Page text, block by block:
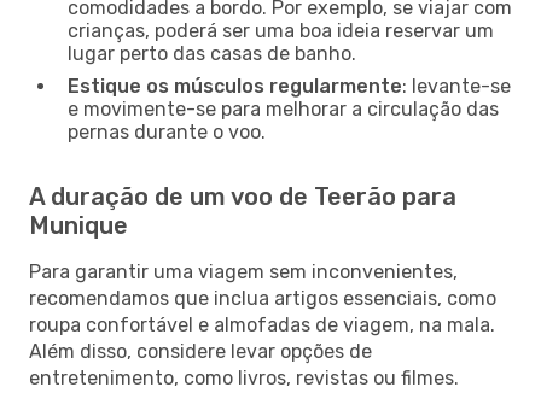
comodidades a bordo. Por exemplo, se viajar com
crianças, poderá ser uma boa ideia reservar um
lugar perto das casas de banho.
Estique os músculos regularmente: levante-se
e movimente-se para melhorar a circulação das
pernas durante o voo.
A duração de um voo de Teerão para
Munique
Para garantir uma viagem sem inconvenientes,
recomendamos que inclua artigos essenciais, como
roupa confortável e almofadas de viagem, na mala.
Além disso, considere levar opções de
entretenimento, como livros, revistas ou filmes.